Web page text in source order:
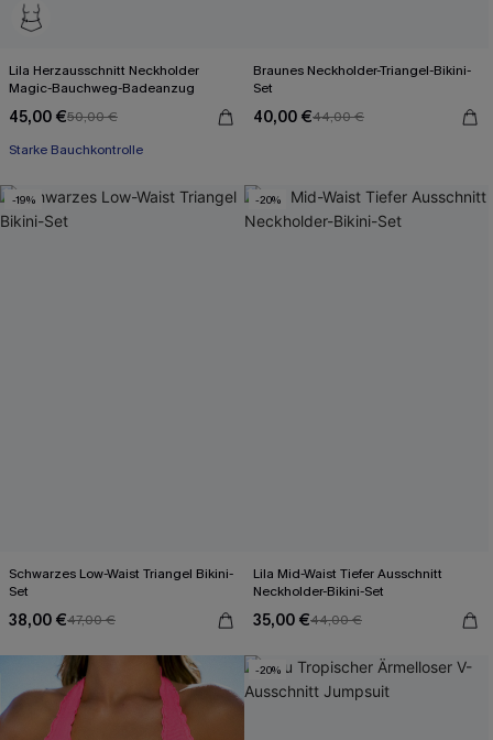
Lila Herzausschnitt Neckholder
Magic-Bauchweg-Badeanzug
45,00 €50,00 €
Starke Bauchkontrolle
Braunes Neckholder-Triangel-Bikini-
Set
40,00 €44,00 €
-19%
Schwarzes Low-Waist Triangel Bikini-
Set
38,00 €47,00 €
-20%
Lila Mid-Waist Tiefer Ausschnitt
Neckholder-Bikini-Set
35,00 €44,00 €
-20%